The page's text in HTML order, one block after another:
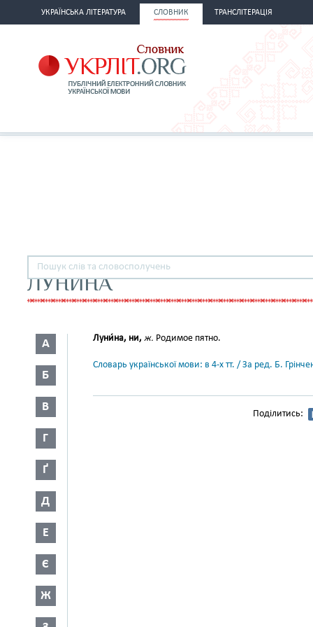
УКРАЇНСЬКА ЛІТЕРАТУРА СЛОВНИК ТРАНСЛІТЕРАЦІЯ
ЛУНИНА
А
Б
В
Г
Ґ
Д
Е
Є
Ж
Луни́на, ни, ж. Родимое пятно.
Словарь української мови: в 4-х тт. / За ред. Б.
Поділитись: